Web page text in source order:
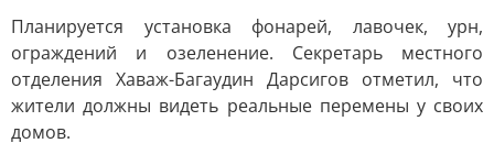
Планируется установка фонарей, лавочек, урн,
ограждений и озеленение. Секретарь местного
отделения Хаваж-Багаудин Дарсигов отметил, что
жители должны видеть реальные перемены у своих
домов.